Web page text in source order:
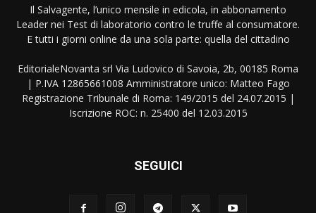
Il Salvagente, l’unico mensile in edicola, in abbonamento
Leader nei Test di laboratorio contro le truffe al consumatore.
E tutti i giorni online da una sola parte: quella del cittadino
EditorialeNovanta srl Via Ludovico di Savoia, 2b, 00185 Roma
| P.IVA 12865661008 Amministratore unico: Matteo Fago
Registrazione Tribunale di Roma: 149/2015 del 24.07.2015 |
Iscrizione ROC: n. 25400 del 12.03.2015
SEGUICI